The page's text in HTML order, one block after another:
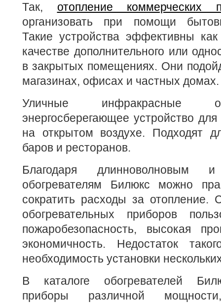
Так, отопление коммерческих
организовать при помощи
Такие устройства эффективны
качестве дополнительного или
в закрытых помещениях. Они
магазинах, офисах и частных домах.
Уличные инфракрасные
энергосберегающее устройство
на открытом воздухе. Подходят
баров и ресторанов.
Благодаря длинноволновым и
обогревателям Билюкс можно
сократить расходы за отопление.
обогревательных приборов
пожаробезопасность, высокая
экономичность. Недостаток
необходимость установки
В каталоге обогревателей
приборы различной